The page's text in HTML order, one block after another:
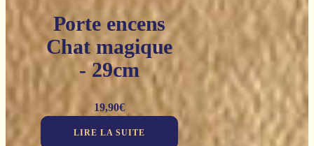
Porte encens
Chat magique
- 29cm
19,90€
LIRE LA SUITE